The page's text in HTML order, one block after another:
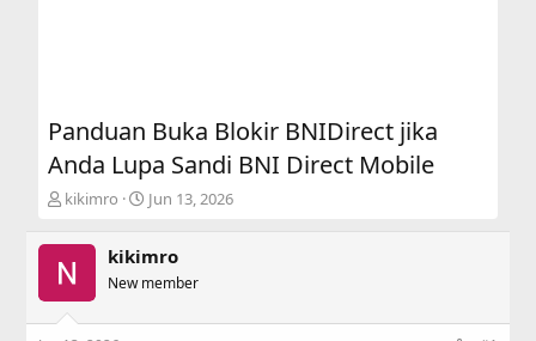
Panduan Buka Blokir BNIDirect jika
Anda Lupa Sandi BNI Direct Mobile
T
r
e
a
d
kikimro
S
r
t
a
Jun 13, 2026
kikimro
New member